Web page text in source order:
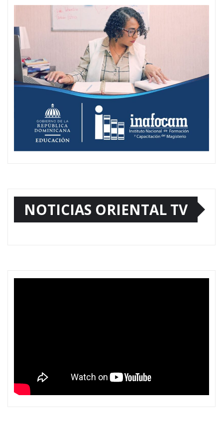
NOTICIAS ORIENTAL TV